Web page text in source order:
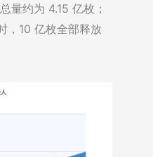
量约为 4.15 亿枚；
，10 亿枚全部释放